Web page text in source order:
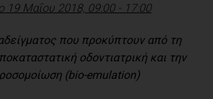
19 Μαΐου 2018, 09:00 - 17:00
που προκύπτουν από τη
οδοντιατρική και την
(bio-emulation)